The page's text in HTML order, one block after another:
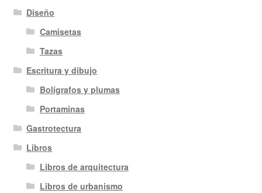
Diseño
Camisetas
Tazas
Escritura y dibujo
Bolígrafos y plumas
Portaminas
Gastrotectura
Libros
Libros de arquitectura
Libros de urbanismo